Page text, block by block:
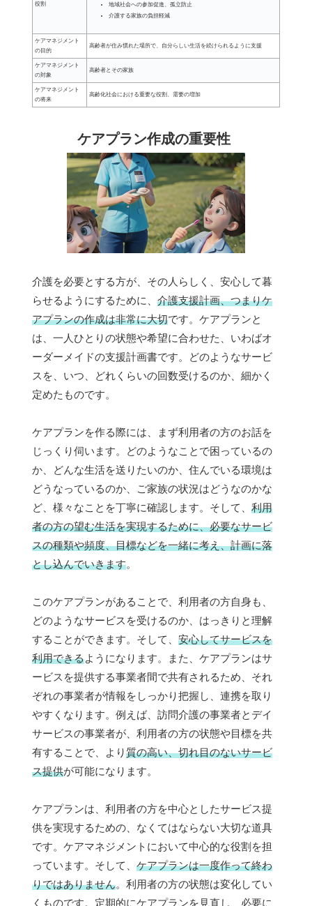
役割
地域社会への参加促進、孤立防止
介護する家族の負担軽減
ケアマネジメント
の目的
高齢者が住み慣れた場所で、自分らしい生活を続けられるように支援
ケアマネジメント
の対象
高齢者とその家族
ケアマネジメント
の将来
高齢化社会における重要な役割、需要の増加
ケアプラン作成の重要性
介護を必要とする方が、その人らしく、安心して暮
らせるようにするために、 介護支援計画、つまりケ
アプランの作成は非常に大切です。ケアプランと
は、一人ひとりの状態や希望に合わせた、いわばオ
ーダーメイドの支援計画書です。どのようなサービ
スを、いつ、どれくらいの回数受けるのか、細かく
定めたものです。
ケアプランを作る際には、まず利用者の方のお話を
じっくり伺います。どのようなことで困っているの
か、どんな生活を送りたいのか、住んでいる環境は
どうなっているのか、ご家族の状況はどうなのかな
ど、様々なことを丁寧に確認します。そして、 利用
者の方の望む生活を実現するために、必要なサービ
スの種類や頻度、目標などを一緒に考え、計画に落
とし込んでいきます。
このケアプランがあることで、利用者の方自身も、
どのようなサービスを受けるのか、はっきりと理解
することができます。そして、 安心してサービスを
利用できるようになります。また、ケアプランはサ
ービスを提供する事業者間で共有されるため、それ
ぞれの事業者が情報をしっかり把握し、連携を取り
やすくなります。例えば、訪問介護の事業者とデイ
サービスの事業者が、利用者の方の状態や目標を共
有することで、より質の高い、切れ目のないサービ
ス提供が可能になります。
ケアプランは、利用者の方を中心としたサービス提
供を実現するための、なくてはならない大切な道具
です。ケアマネジメントにおいて中心的な役割を担
っています。そして、 ケアプランは一度作って終わ
りではありません。利用者の方の状態は変化してい
くものです。定期的にケアプランを見直し、必要に